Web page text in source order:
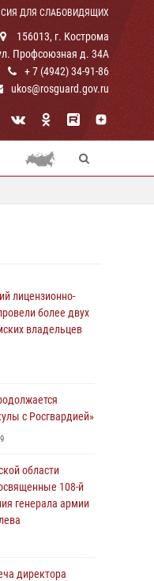
ДЛЯ СЛАБОВИДЯЩИХ
156013, г. Кострома
Профсоюзная д. 34А
+ 7 (4942) 34-91-86
ukos@rosguard.gov.ru
лицензионно-
более двух
владельцев
с Росгвардией»
9
области
108-й
генерала армии
директора